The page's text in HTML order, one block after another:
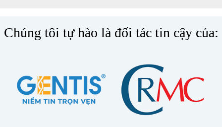
Chúng tôi tự hào là đối tác tin cậy của: